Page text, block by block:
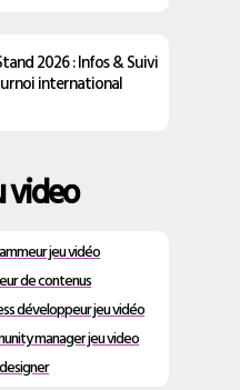
2026 : Infos & Suivi
international
video
jeu vidéo
de contenus
développeur jeu vidéo
manager jeu video